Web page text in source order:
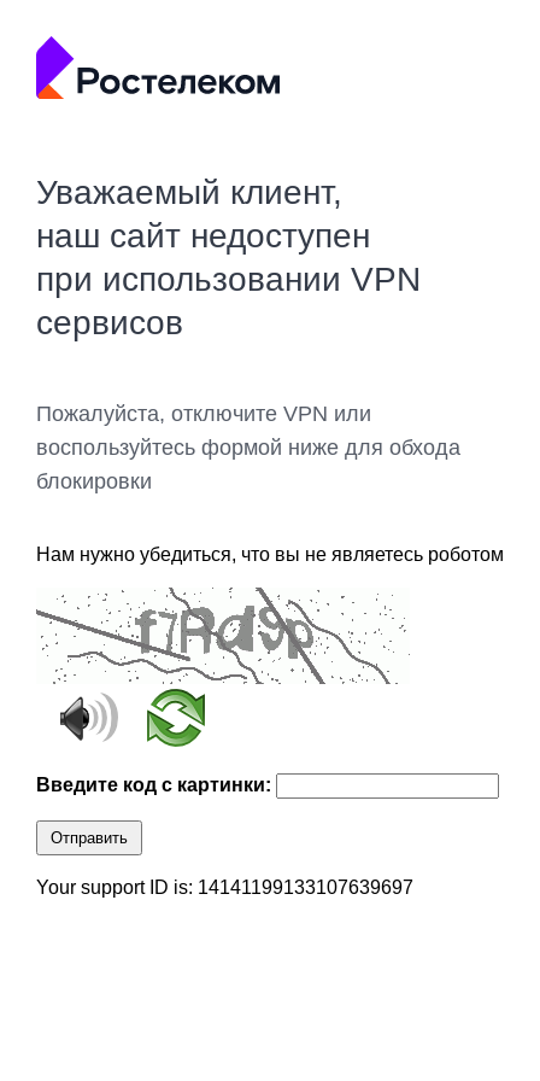
Уважаемый клиент,
наш сайт недоступен
при использовании VPN
сервисов
Пожалуйста, отключите VPN или
воспользуйтесь формой ниже для обхода
блокировки
Нам нужно убедиться, что вы не являетесь роботом
Введите код с картинки:
Отправить
Your support ID is: 14141199133107639697